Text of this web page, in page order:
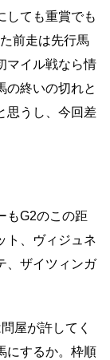
しても重賞でも
前走は先行馬
マイル戦なら情
の終いの切れと
思うし、今回差
もG2のこの距
ト、ヴィジュネ
、ザイツィンガ
屋が許してく
にするか。枠順